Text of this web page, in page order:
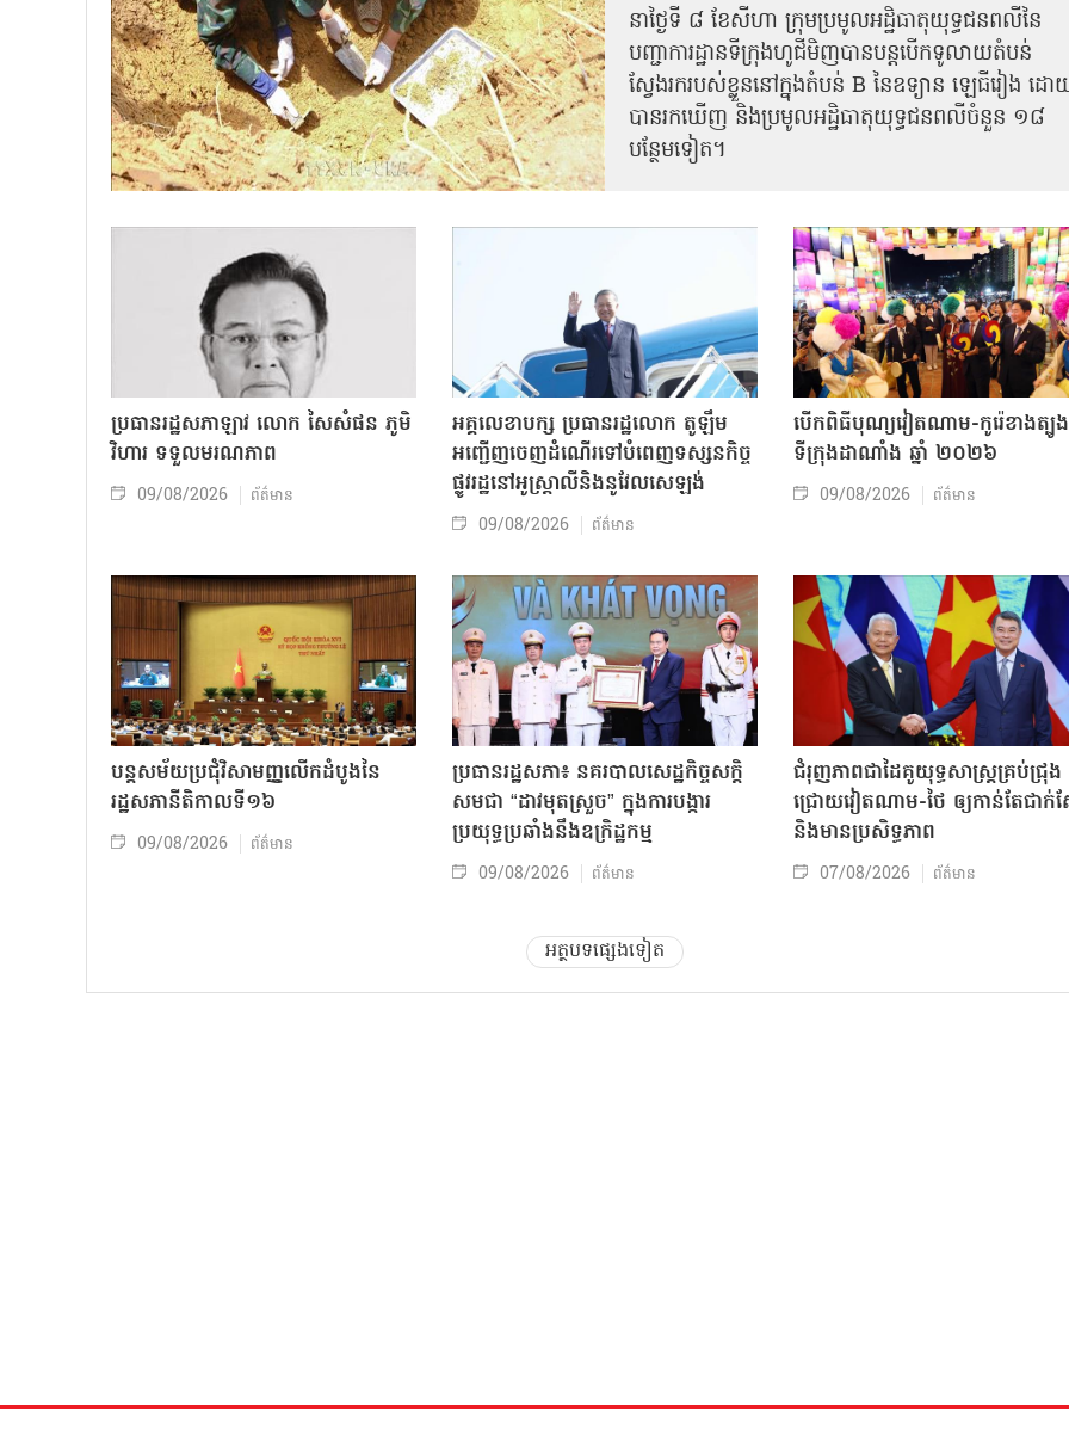
នាថ្ងៃទី ៨ ខែសីហា ក្រុមប្រមូលអដ្ឋិធាតុយុទ្ធជនពលីនៃ
បញ្ជាការដ្ឋានទីក្រុងហូជីមិញបានបន្តបើកទូលាយតំបន់
ស្វែងរករបស់ខ្លួននៅក្នុងតំបន់ B នៃឧទ្យាន ឡេធីរៀង ដ
បានរកឃើញ និងប្រមូលអដ្ឋិធាតុយុទ្ធជនពលីចំនួន ១៨
បន្ថែមទៀត។
ប្រធានរដ្ឋសភាឡាវ លោក សៃសំផន ភូមិ
វិហារ ទទួលមរណភាព
09/08/2026 ព័ត៌មាន
អគ្គលេខាបក្ស ប្រធានរដ្ឋលោក តូឡឹម
អញ្ជើញចេញដំណើរទៅបំពេញទស្សនកិច្ច
ផ្លូវរដ្ឋនៅអូស្ត្រាលីនិងនូវែលសេឡង់
09/08/2026 ព័ត៌មាន
បើកពិធីបុណ្យវៀតណាម-កូរ៉េខាងត្បូង
ទីក្រុងដាណាំង ឆ្នាំ ២០២៦
09/08/2026 ព័ត៌មាន
បន្តសម័យប្រជុំវិសាមញ្ញលើកដំបូងនៃ
រដ្ឋសភានីតិកាលទី១៦
09/08/2026 ព័ត៌មាន
ប្រធានរដ្ឋសភា៖ នគរបាលសេដ្ឋកិច្ចសក្តិ
សមជា “ដាវមុតស្រួច” ក្នុងការបង្ការ
ប្រយុទ្ធប្រឆាំងនឹងឧក្រិដ្ឋកម្ម
09/08/2026 ព័ត៌មាន
ជំរុញភាពជាដៃគូយុទ្ធសាស្ត្រគ្រប់ជ្រុង
ជ្រោយវៀតណាម-ថៃ ឲ្យកាន់តែជាក់ស្
និងមានប្រសិទ្ធភាព
07/08/2026 ព័ត៌មាន
អត្ថបទផ្សេងទៀត